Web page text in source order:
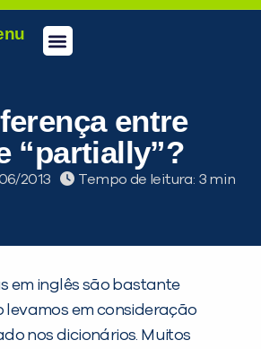
entre
“partially”?
2013 Tempo de leitura:
em inglês são bastante
em consideração
nos dicionários. Muitos